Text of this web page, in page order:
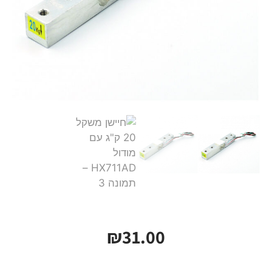
₪31.00